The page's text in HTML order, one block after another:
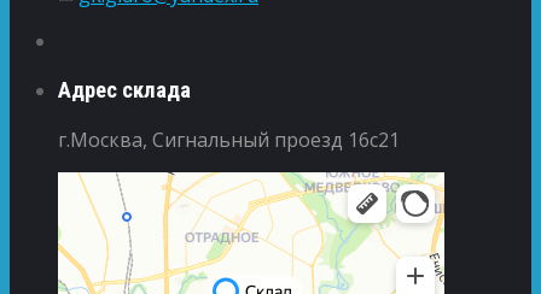
Адрес склада
г.Москва, Сигнальный проезд 16с21